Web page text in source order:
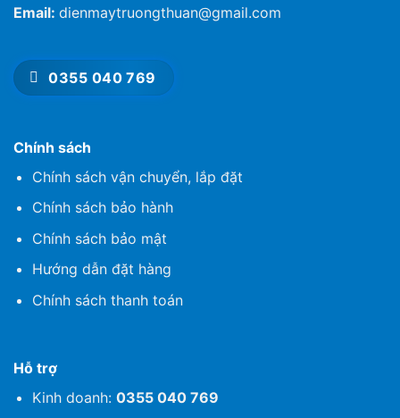
Email: dienmaytruongthuan@gmail.com
0355 040 769
Chính sách
Chính sách vận chuyển, lắp đặt
Chính sách bảo hành
Chính sách bảo mật
Hướng dẫn đặt hàng
Chính sách thanh toán
Hỗ trợ
Kinh doanh: 0355 040 769